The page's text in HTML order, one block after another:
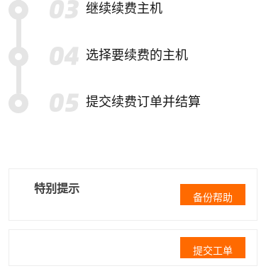
继续续费主机
选择要续费的主机
提交续费订单并结算
特别提示
备份帮助
提交工单